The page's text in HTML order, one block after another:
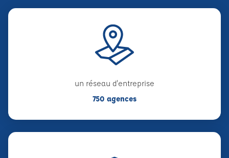
un réseau d'entreprise
750 agences